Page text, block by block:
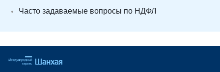
Часто задаваемые вопросы по НДФЛ